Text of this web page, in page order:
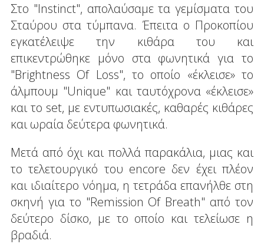
Στο "Instinct", απολαύσαμε τα γεμίσματα του
Σταύρου στα τύμπανα. Έπειτα ο Προκοπίου
εγκατέλειψε την κιθάρα του και
επικεντρώθηκε μόνο στα φωνητικά για το
"Brightness Of Loss", το οποίο «έκλεισε» το
άλμπουμ "Unique" και ταυτόχρονα «έκλεισε»
και το set, με εντυπωσιακές, καθαρές κιθάρες
και ωραία δεύτερα φωνητικά.
Μετά από όχι και πολλά παρακάλια, μιας και
το τελετουργικό του encore δεν έχει πλέον
και ιδιαίτερο νόημα, η τετράδα επανήλθε στη
σκηνή για το "Remission Of Breath" από τον
δεύτερο δίσκο, με το οποίο και τελείωσε η
βραδιά.